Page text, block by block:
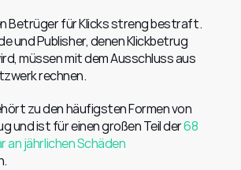
Betrüger für Klicks streng bestraft.
und Publisher, denen Klickbetrug
müssen mit dem Ausschluss aus
rechnen.
zu den häufigsten Formen von
und ist für einen großen Teil der 68
an jährlichen Schäden